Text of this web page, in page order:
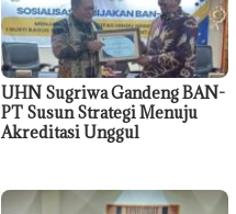
UHN Sugriwa Gandeng BAN-
PT Susun Strategi Menuju
Akreditasi Unggul